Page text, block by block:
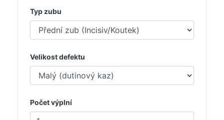
Typ zubu
Velikost defektu
Počet výplní